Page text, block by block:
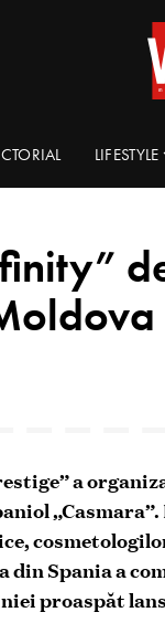
LIFESTYLE
a
Spania a
proaspăt